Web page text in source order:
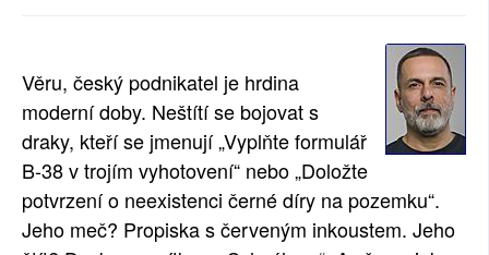
Věru, český podnikatel je hrdina
moderní doby. Neštítí se bojovat s
draky, kteří se jmenují „Vyplňte formulář
B-38 v trojím vyhotovení“ nebo „Doložte
potvrzení o neexistenci černé díry na pozemku“.
Jeho meč? Propiska s červeným inkoustem. Jeho